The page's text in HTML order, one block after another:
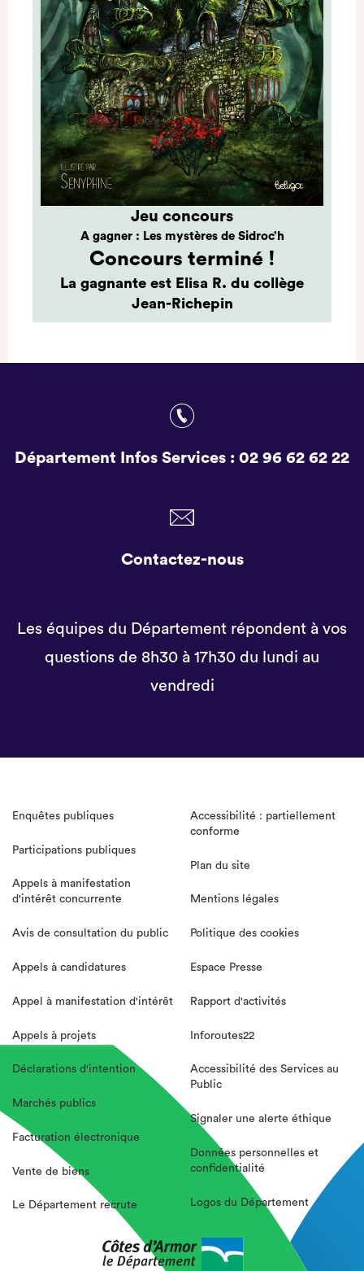
Jeu concours
A gagner : Les mystères de Sidroc’h
Concours terminé !
La gagnante est Elisa R. du collège
Jean-Richepin
Département Infos Services : 02 96 62 62 22
Contactez-nous
Les équipes du Département répondent à vos
questions de 8h30 à 17h30 du lundi au
vendredi
Enquêtes publiques
Participations publiques
Appels à manifestation
d'intérêt concurrente
Avis de consultation du public
Appels à candidatures
Appel à manifestation d'intérêt
Appels à projets
Déclarations d'intention
Marchés publics
Facturation électronique
Vente de biens
Le Département recrute
Accessibilité : partiellement
conforme
Plan du site
Mentions légales
Politique des cookies
Espace Presse
Rapport d'activités
Inforoutes22
Accessibilité des Services au
Public
Signaler une alerte éthique
Données personnelles et
confidentialité
Logos du Département